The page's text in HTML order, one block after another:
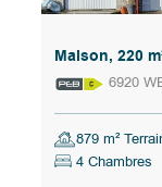
Maison, 220
6920
879 m²
4 Chambres